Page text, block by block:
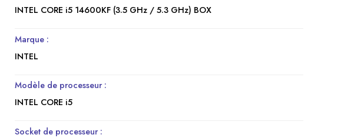
INTEL CORE i5 14600KF (3.5 GHz / 5.3 GHz) BOX
Marque :
INTEL
Modèle de processeur :
INTEL CORE i5
Socket de processeur :